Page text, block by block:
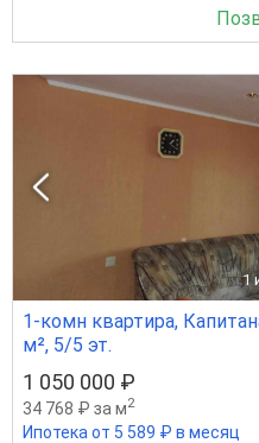
1
1-комн квартира,
м², 5/5 эт.
1 050 000 ₽
34 768 ₽ за м2
Ипотека от 5 589 ₽ в месяц